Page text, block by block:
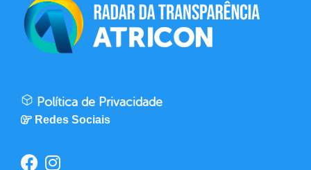
Política de Privacidade
Redes Sociais